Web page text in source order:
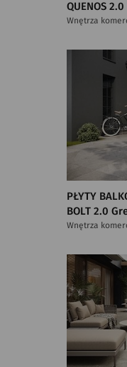
QUENOS 2.0
Wnętrza
PŁYTY
BOLT 2.0
Wnętrza